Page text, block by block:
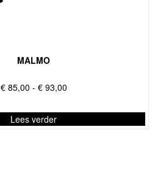
MALMO
€85,00 - €93,00Prijsklasse:
tot
€ 93,00
Lees verder